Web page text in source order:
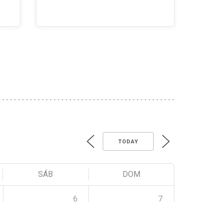
TODAY
SÁB DOM
6 7